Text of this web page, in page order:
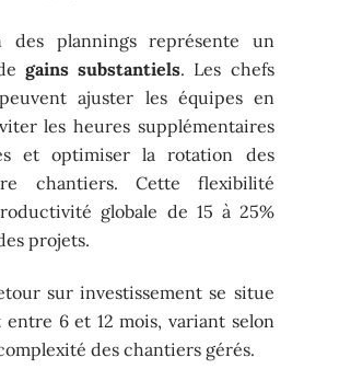
des plannings représente un
gains substantiels. Les chefs
ajuster les équipes en
les heures supplémentaires
et optimiser la rotation des
chantiers. Cette flexibilité
globale de 15 à 25%
projets.
sur investissement se situe
entre 6 et 12 mois, variant selon
des chantiers gérés.